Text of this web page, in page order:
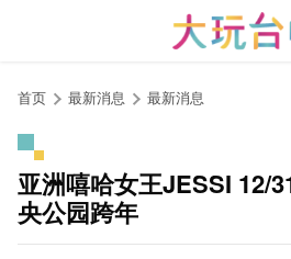
首页 最新消息 最新消息
亚洲嘻哈女王JESSI 12/
央公园跨年